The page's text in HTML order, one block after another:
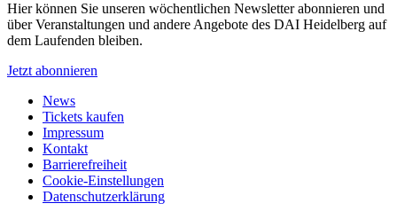
Hier können Sie unseren wöchentlichen Newsletter abonnieren und
über Veranstaltungen und andere Angebote des DAI Heidelberg auf
dem Laufenden bleiben.
Jetzt abonnieren
News
Tickets kaufen
Impressum
Kontakt
Barrierefreiheit
Cookie-Einstellungen
Datenschutzerklärung